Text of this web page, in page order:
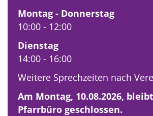
Montag - Donnerstag
10:00 - 12:00
Dienstag
14:00 - 16:00
Weitere Sprechzeiten nach
Am Montag, 10.08.2026,
Pfarrbüro geschlossen.